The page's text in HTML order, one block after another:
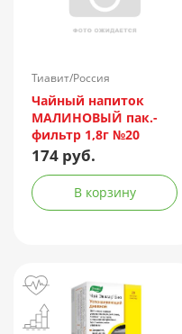
Тиавит/Россия
Чайный напиток
МАЛИНОВЫЙ пак.-
фильтр 1,8г №20
174 руб.
В корзину